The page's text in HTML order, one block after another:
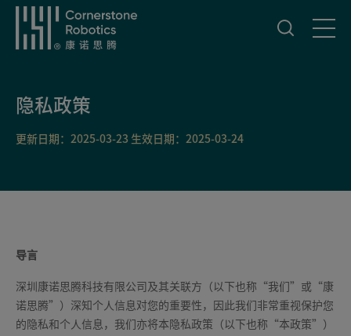
产品中心
新闻与活动
服务支持
隐私政策
更新日期：2025-03-23 生效日期：2025-03-24
导言
深圳康诺思腾科技有限公司及其关联方（以下也称“我们”或“康
诺思腾”）深知个人信息对您的重要性，因此我们非常重视保护您
的隐私和个人信息，我们亦将本隐私政策（以下也称“本政策”）